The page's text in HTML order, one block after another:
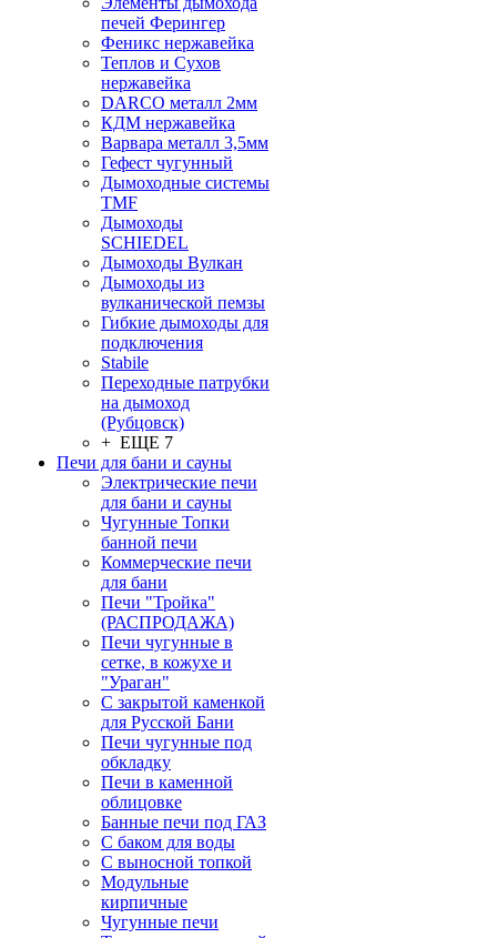
печей Ферингер
Феникс нержавейка
Теплов и Сухов
нержавейка
DARCO металл 2мм
КДМ нержавейка
Варвара металл 3,5мм
Гефест чугунный
Дымоходные системы
TMF
Дымоходы
SCHIEDEL
Дымоходы Вулкан
Дымоходы из
вулканической пемзы
Гибкие дымоходы для
подключения
Stabile
Переходные патрубки
на дымоход
(Рубцовск)
+ ЕЩЕ 7
Печи для бани и сауны
Электрические печи
для бани и сауны
Чугунные Топки
банной печи
Коммерческие печи
для бани
Печи "Тройка"
(РАСПРОДАЖА)
Печи чугунные в
сетке, в кожухе и
"Ураган"
С закрытой каменкой
для Русской Бани
Печи чугунные под
обкладку
Печи в каменной
облицовке
Банные печи под ГАЗ
С баком для воды
С выносной топкой
Модульные
кирпичные
Чугунные печи